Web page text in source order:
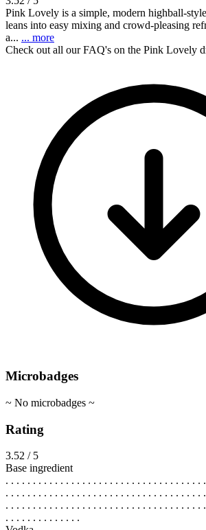
Pink Lovely is a simple, modern highball-
leans into easy mixing and crowd-pleasing
a... ... more
Check out all our FAQ's on the Pink Lovely
Microbadges
~ No microbadges ~
Rating
3.52 / 5
Base ingredient
. . . . . . . . . . . . . . . . . . . . . . . . . . . . . . . . . . . .
. . . . . . . . . . . . . . . . . . . . . . . . . . . . . . . . . . . .
. . . . . . . . . . . . . . . . . . . . . . . . . . . . . . . . . . . .
. . . . . . . . . . . . . .